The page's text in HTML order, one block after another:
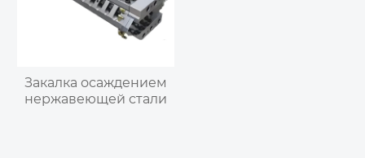
Закалка осаждением
нержавеющей стали